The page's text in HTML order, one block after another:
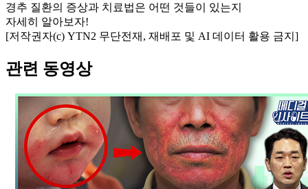
경추 질환의 증상과 치료법은 어떤 것들이 있는지
자세히 알아보자!
[저작권자(c) YTN2 무단전재, 재배포 및 AI 데이터 활용 금지]
관련 동영상